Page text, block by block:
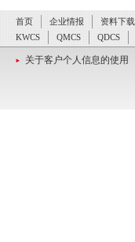
首页 企业情报 资料下载
KWCS
QMCS QDCS
关于客户个人信息的使用